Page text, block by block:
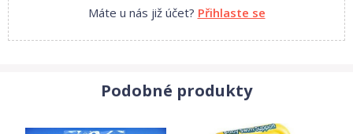
Máte u nás již účet? Přihlaste se
Podobné produkty